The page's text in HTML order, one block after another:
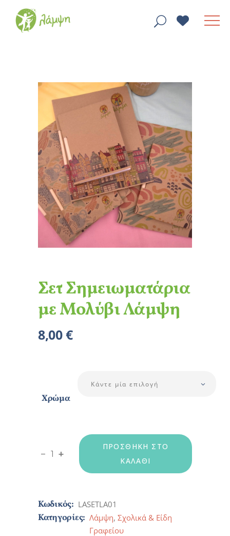
Σετ Σημειωματάρια
με Μολύβι Λάμψη
8,00€
Χρώμα
Κάντε μία επιλογή
Σετ Σημειωματάρια με Μολύβι Λάμψη
- +
ΠΡΟΣΘΉΚΗ ΣΤΟ
ΚΑΛΆΘΙ
Κωδικός: LASETLA01
Κατηγορίες: Λάμψη,Σχολικά & Είδη
Γραφείου